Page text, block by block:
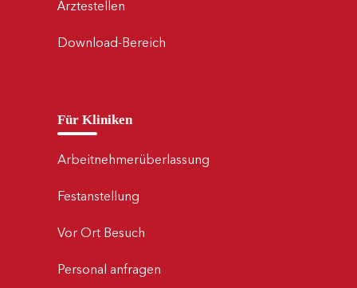
Ärztestellen
Download-Bereich
Für Kliniken
Arbeitnehmerüberlassung
Festanstellung
Vor Ort Besuch
Personal anfragen